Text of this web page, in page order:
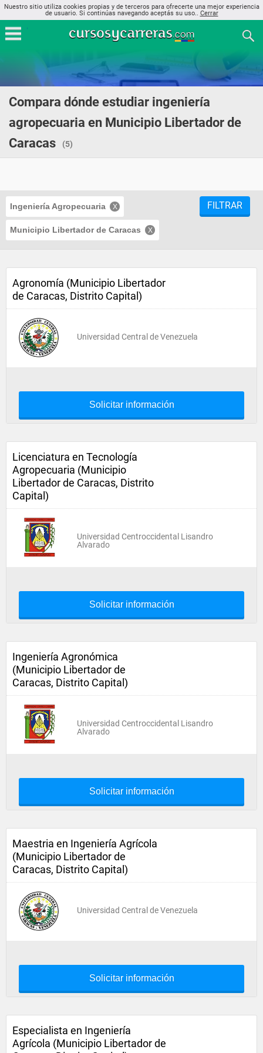
Nuestro sitio utiliza cookies propias y de terceros para ofrecerte una mejor experiencia
de usuario. Si continúas navegando aceptás su uso.. Cerrar
Compara dónde estudiar ingeniería
agropecuaria en Municipio Libertador de
Caracas
(5)
Ingeniería Agropecuaria
Municipio Libertador de Caracas
FILTRAR
Agronomía (Municipio Libertador
de Caracas, Distrito Capital)
Universidad Central de Venezuela
Solicitar información
Licenciatura en Tecnología
Agropecuaria (Municipio
Libertador de Caracas, Distrito
Capital)
Universidad Centroccidental Lisandro
Alvarado
Solicitar información
Ingeniería Agronómica
(Municipio Libertador de
Caracas, Distrito Capital)
Universidad Centroccidental Lisandro
Alvarado
Solicitar información
Maestria en Ingeniería Agrícola
(Municipio Libertador de
Caracas, Distrito Capital)
Universidad Central de Venezuela
Solicitar información
Especialista en Ingeniería
Agrícola (Municipio Libertador de